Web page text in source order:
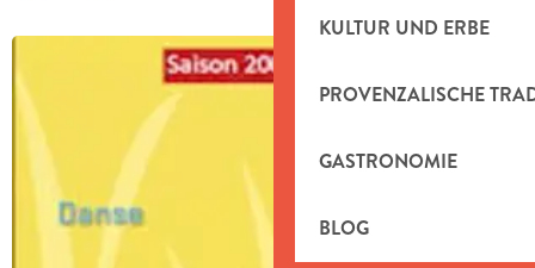
KULTUR UND ERBE
PROVENZALISCHE
GASTRONOMIE
BLOG